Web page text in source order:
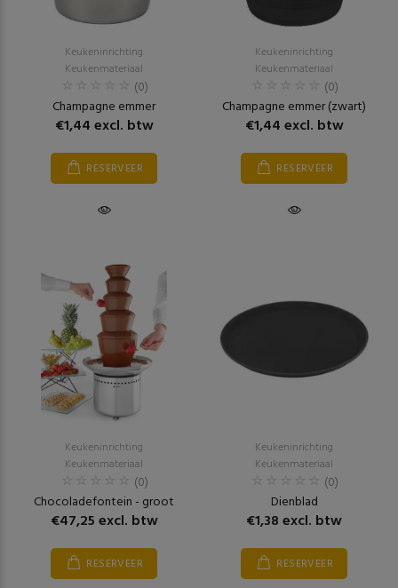
Keukeninrichting
Keukenmateriaal
(0)
Champagne emmer
€1,44 excl. btw
RESERVEER
Keukeninrichting
Keukenmateriaal
(0)
Champagne emmer (zwart)
€1,44 excl. btw
RESERVEER
Keukeninrichting
Keukenmateriaal
(0)
Chocoladefontein - groot
€47,25 excl. btw
RESERVEER
Keukeninrichting
Keukenmateriaal
(0)
Dienblad
€1,38 excl. btw
RESERVEER